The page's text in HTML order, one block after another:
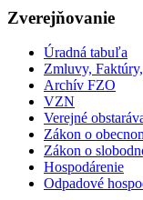
Zverejňovanie
Úradná tabuľa
Zmluvy,
Archív FZO
VZN
Verejné
Zákon o
Zákon o
Hospodárenie
Odpadové